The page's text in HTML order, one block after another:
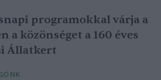
programokkal várja a
a közönséget a 160 éves
Állatkert